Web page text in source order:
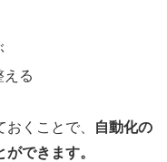
える
くことで、
自動化の
できます。